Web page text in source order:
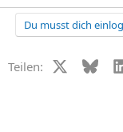
Du musst dich
Teilen: X (Twitter)